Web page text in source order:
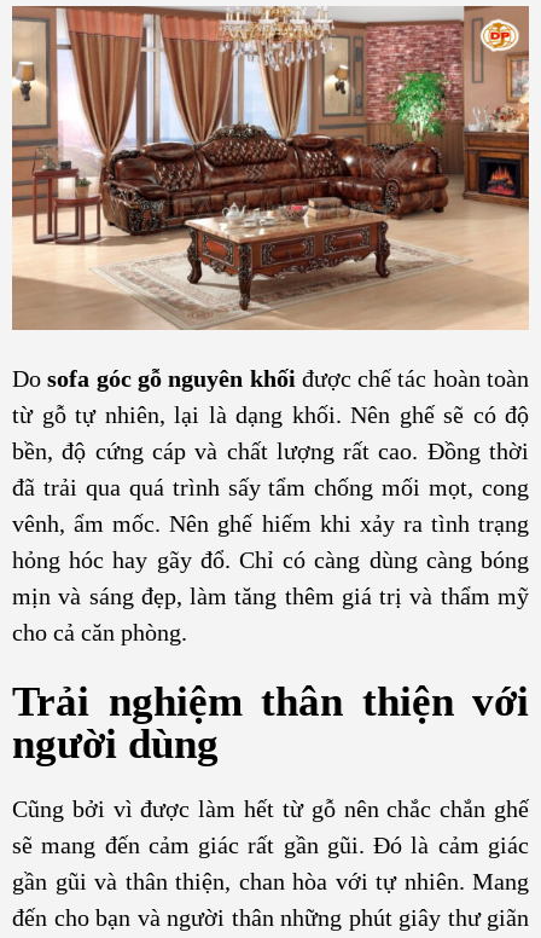
Dosofa góc gỗ nguyên khối được chế tác hoàn toàn
từ gỗ tự nhiên, lại là dạng khối. Nên ghế sẽ có độ
bền, độ cứng cáp và chất lượng rất cao. Đồng thời
đã trải qua quá trình sấy tẩm chống mối mọt, cong
vênh, ẩm mốc. Nên ghế hiếm khi xảy ra tình trạng
hỏng hóc hay gãy đổ. Chỉ có càng dùng càng bóng
mịn và sáng đẹp, làm tăng thêm giá trị và thẩm mỹ
cho cả căn phòng.
Trải nghiệm thân thiện với
người dùng
Cũng bởi vì được làm hết từ gỗ nên chắc chắn ghế
sẽ mang đến cảm giác rất gần gũi. Đó là cảm giác
gần gũi và thân thiện, chan hòa với tự nhiên. Mang
đến cho bạn và người thân những phút giây thư giãn